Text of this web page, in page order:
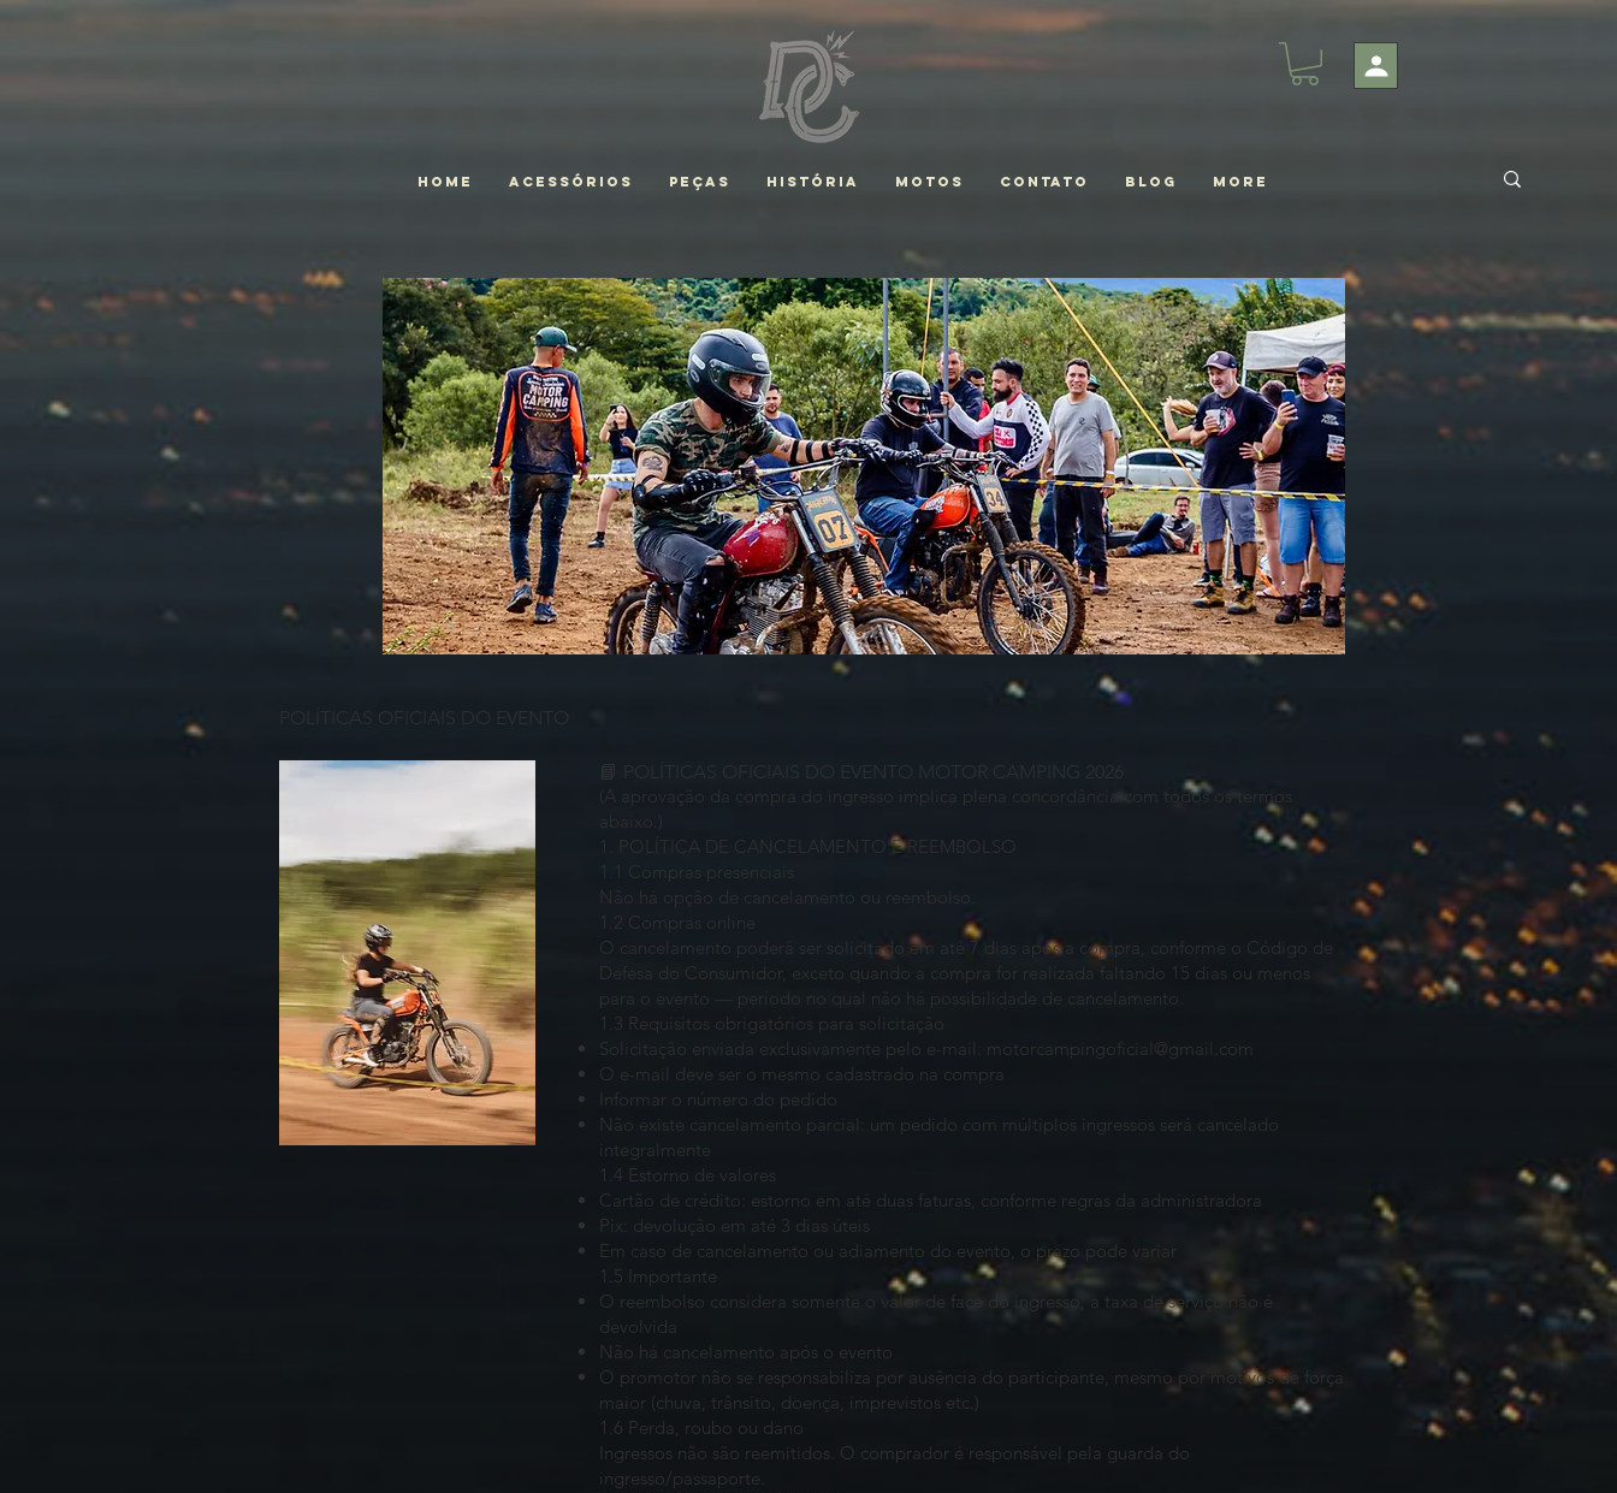
Home Acessórios Peças História Motos Contato Blog More
POLÍTICAS OFICIAIS DO EVENTO
📘 POLÍTICAS OFICIAIS DO EVENTO MOTOR CAMPING 2026
(A aprovação da compra do ingresso implica plena concordância com todos os termos
abaixo.)
1. POLÍTICA DE CANCELAMENTO E REEMBOLSO
1.1 Compras presenciais
Não há opção de cancelamento ou reembolso.
1.2 Compras online
O cancelamento poderá ser solicitado em até 7 dias após a compra, conforme o Código de
Defesa do Consumidor, exceto quando a compra for realizada faltando 15 dias ou menos
para o evento — período no qual não há possibilidade de cancelamento.
1.3 Requisitos obrigatórios para solicitação
Solicitação enviada exclusivamente pelo e-mail: motorcampingoficial@gmail.com
O e-mail deve ser o mesmo cadastrado na compra
Informar o número do pedido
Não existe cancelamento parcial: um pedido com múltiplos ingressos será cancelado
integralmente
1.4 Estorno de valores
Cartão de crédito: estorno em até duas faturas, conforme regras da administradora
Pix: devolução em até 3 dias úteis
Em caso de cancelamento ou adiamento do evento, o prazo pode variar
1.5 Importante
O reembolso considera somente o valor de face do ingresso; a taxa de serviço não é
devolvida
Não há cancelamento após o evento
O promotor não se responsabiliza por ausência do participante, mesmo por motivos de força
maior (chuva, trânsito, doença, imprevistos etc.)
1.6 Perda, roubo ou dano
Ingressos não são reemitidos. O comprador é responsável pela guarda do
ingresso/passaporte.